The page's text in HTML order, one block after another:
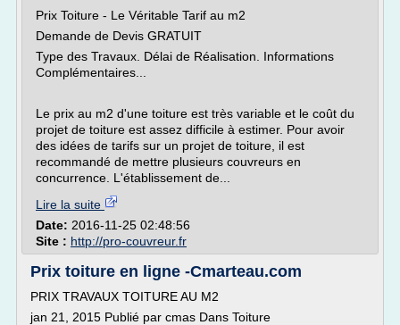
Prix Toiture - Le Véritable Tarif au m2
Demande de Devis GRATUIT
Type des Travaux. Délai de Réalisation. Informations
Complémentaires...
Le prix au m2 d'une toiture est très variable et le coût du
projet de toiture est assez difficile à estimer. Pour avoir
des idées de tarifs sur un projet de toiture, il est
recommandé de mettre plusieurs couvreurs en
concurrence. L'établissement de...
Lire la suite
Date: 2016-11-25 02:48:56
Site : http://pro-couvreur.fr
Prix toiture en ligne -Cmarteau.com
PRIX TRAVAUX TOITURE AU M2
jan 21, 2015 Publié par cmas Dans Toiture